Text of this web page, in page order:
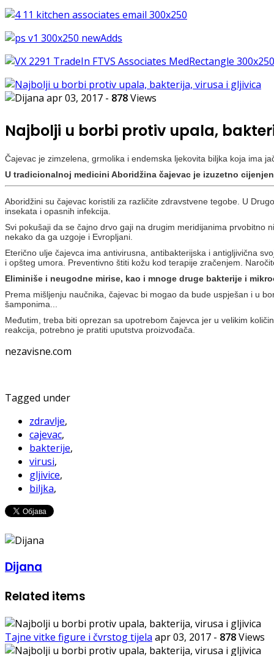
apr 03, 2017 - 878Views
Najbolji u borbi protiv upala,
Čajevac je zimzelena, grmolika i endemska ljekovita biljka koja ima
U tradicionalnoj medicini Aboridžina čajevac je izuzetno
Aboridžini su čajevac koristili za različite zdravstvene tegobe. U
insekata i opasnih infekcija.
Svi pokušaji da se čajno drvo gaji na drugim meridijanima prvobitno
nekako da ga uzgoje i Evropljani.
Eterično ulje čajevca ima antivirusna, antibakterijska i antigljivična
i opšteg umora. Preventivno štiti kožu kod terapije zračenjem.
Eliminiše i neugodne mirise, kao i mnoge druge bakterije i
Prema mišljenju naučnika, čajevac bi mogao da bude uspješan i u
šamponima...
Međutim, treba biti oprezan sa upotrebom čajevca jer u velikim
reakcija, potrebno je pratiti uputstva proizvođača.
nezavisne.com
Tagged under
zdravlje,
cajevac,
bakterije,
virusi,
gljivice,
biljka,
Dijana
Related items
Tajne vitke figure i čvrstog tijela apr 03, 2017 - 878Views